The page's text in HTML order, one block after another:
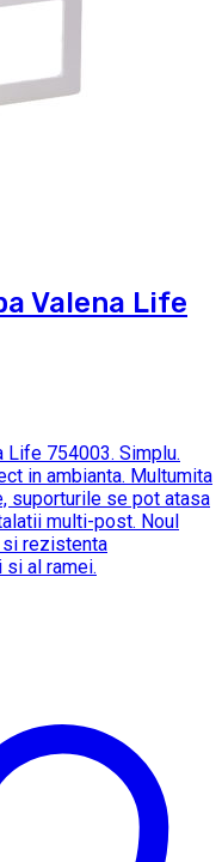
Valena Life
Life 754003. Simplu.
in ambianta. Multumita
suporturile se pot atasa
multi-post. Noul
rezistenta
al ramei.